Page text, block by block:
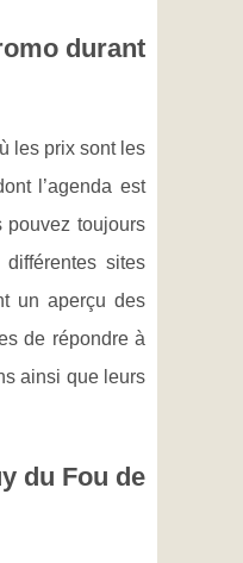
durant
les prix sont les
l’agenda est
toujours
sites
un aperçu des
de répondre à
ainsi que leurs
du Fou de